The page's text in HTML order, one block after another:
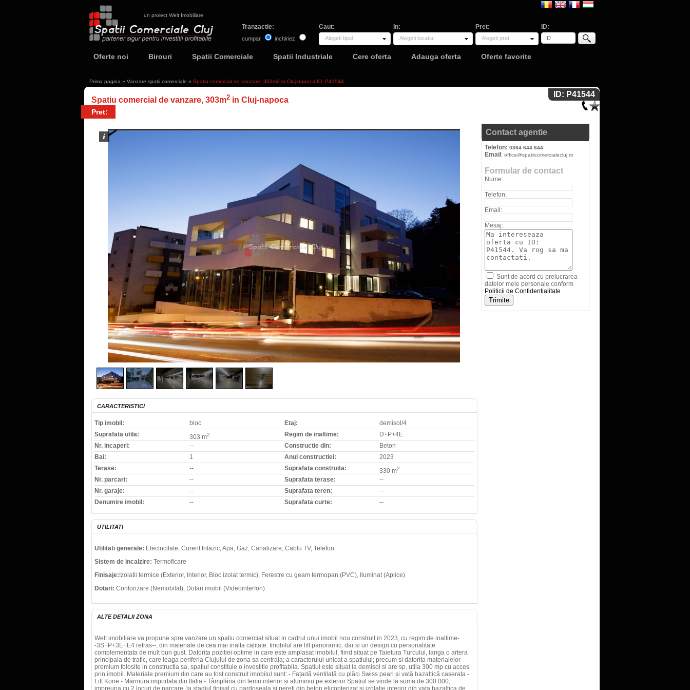
un proiect Welt Imobiliare
Tranzactie:
cumpar inchiriez
Caut:
Alegeti tipul
In:
Alegeti locatia
Pret:
Alegeti pret
ID:
Oferte noi Birouri Spatii Comerciale Spatii Industriale Cere oferta Adauga oferta Oferte favorite
Prima pagina » Vanzare spatii comerciale » Spatiu comercial de vanzare, 303m2 in Cluj-napoca ID: P41544
Spatiu comercial de vanzare, 303m2 in Cluj-napoca
Pret:
ID: P41544
CARACTERISTICI
Tip imobil:
bloc
Suprafata utila:
303 m2
Nr. incaperi:
--
Bai:
1
Terase:
--
Nr. parcari:
--
Nr. garaje:
--
Denumire imobil:
--
Etaj:
demisol/4
Regim de inaltime:
D+P+4E
Constructie din:
Beton
Anul constructiei:
2023
Suprafata construita:
330 m2
Suprafata terase:
--
Suprafata teren:
--
Suprafata curte:
--
UTILITATI
Utilitati generale: Electricitate, Curent trifazic, Apa, Gaz, Canalizare, Cablu TV, Telefon
Sistem de incalzire: Termoficare
Finisaje: Izolatii termice (Exterior, Interior, Bloc izolat termic), Ferestre cu geam termopan (PVC), Iluminat (Aplice)
Dotari: Contorizare (Nemobilat), Dotari imobil (Videointerfon)
ALTE DETALII ZONA
Welt imobiliare va propune spre vanzare un spatiu comercial situat in cadrul unui imobil nou construit in 2023, cu regim de inaltime-
-3S+P+3E+E4 retras--, din materiale de cea mai inalta calitate. Imobilul are lift panoramic, dar si un design cu personalitate
complementata de mult bun gust. Datorita pozitiei optime in care este amplasat imobilul, fiind situat pe Taietura Turcului, langa o artera
principala de trafic, care leaga periferia Clujului de zona sa centrala; a caracterului unicat a spatiului; precum si datorita materialelor
premium folosite in constructia sa, spatiul constituie o investitie profitabila. Spatiul este situat la demisol si are sp. utila 300 mp cu acces
prin imobil. Materiale premium din care au fost construit imobilul sunt: - Fațadă ventilată cu plăci Swiss pearl și vată bazaltică caserata -
Lift Kone - Marmura importata din Italia - Tâmplăria din lemn interior și aluminiu pe exterior Spatiul se vinde la suma de 300.000,
Contact agentie
Telefon: 0364 644 644
Email : office@spatiicomercialecluj.ro
Formular de contact
Nume:
Telefon:
Email:
Mesaj:
Sunt de acord cu prelucrarea
datelor mele personale conform
Politicii de Confidentialitate